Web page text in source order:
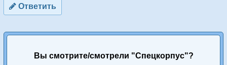
Ответить
Вы смотрите/смотрели "Спецкорпус"?